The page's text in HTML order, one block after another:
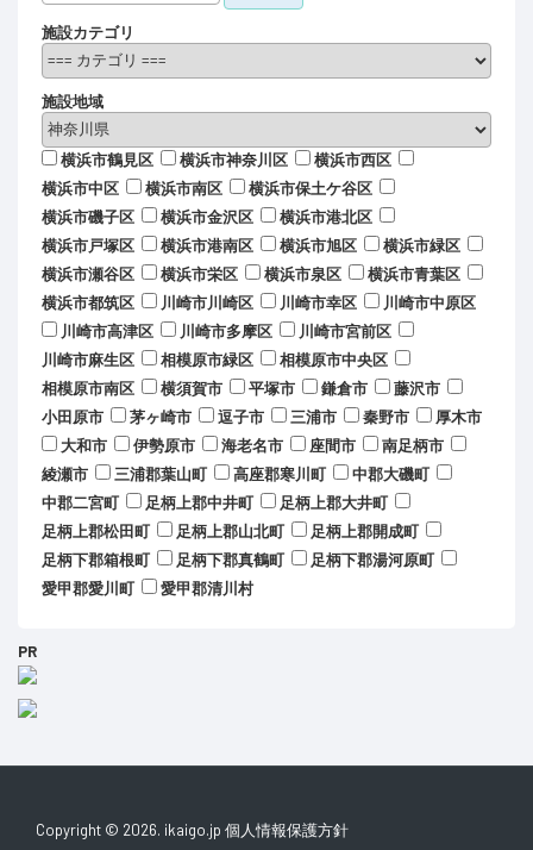
施設カテゴリ
施設地域
横浜市鶴見区 横浜市神奈川区
横浜市西区
横浜市中区
横浜市南区
横浜市保土ケ谷区
横浜市磯子区
横浜市金沢区
横浜市港北区
横浜市戸塚区
横浜市港南区 横浜市旭区
横浜市緑区
横浜市瀬谷区
横浜市栄区 横浜市泉区
横浜市青葉区
横浜市都筑区
川崎市川崎区 川崎市幸区
川崎市中原区
川崎市高津区
川崎市多摩区
川崎市宮前区
川崎市麻生区
相模原市緑区
相模原市中央区
相模原市南区
横須賀市 平塚市 鎌倉市
藤沢市
小田原市
茅ヶ崎市 逗子市 三浦市 秦野市
厚木市
大和市
伊勢原市 海老名市 座間市
南足柄市
綾瀬市
三浦郡葉山町 高座郡寒川町
中郡大磯町
中郡二宮町
足柄上郡中井町
足柄上郡大井町
足柄上郡松田町
足柄上郡山北町
足柄上郡開成町
足柄下郡箱根町
足柄下郡真鶴町
足柄下郡湯河原町
愛甲郡愛川町
愛甲郡清川村
PR
Copyright © 2026. ikaigo.jp 個人情報保護方針